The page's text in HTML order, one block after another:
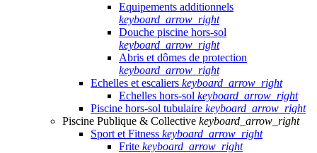
Equipements additionnels
keyboard_arrow_right
Douche piscine hors-sol
keyboard_arrow_right
Abris et dômes de protection
keyboard_arrow_right
Echelles et escaliers keyboard_arrow_right
Echelles hors-sol keyboard_arrow_right
Piscine hors-sol tubulaire keyboard_arrow_right
Piscine Publique & Collective keyboard_arrow_right
Sport et Fitness keyboard_arrow_right
Frite keyboard_arrow_right